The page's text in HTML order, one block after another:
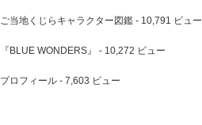
ご当地くじらキャラクター図鑑 - 10,791 ビュー
『BLUE WONDERS』 - 10,272 ビュー
プロフィール - 7,603 ビュー